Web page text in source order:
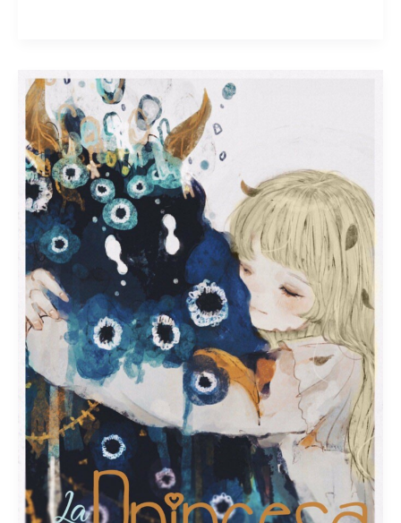
Parte
3:
Capitulo
3